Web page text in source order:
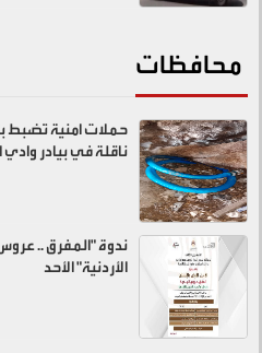
محافظات
حملات امنية تضبط
ناقلة في بيادر
ندوة "المفرق ..
الأردنية" الأحد